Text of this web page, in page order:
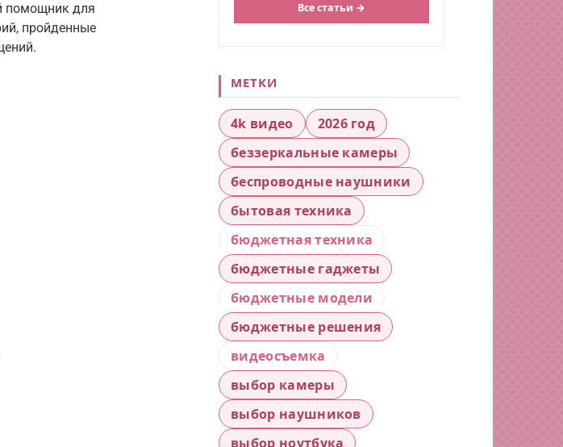
помощник для
пройденные
Все статьи →
МЕТКИ
4k видео
2026 год
беззеркальные камеры
беспроводные наушники
бытовая техника
бюджетная техника
бюджетные гаджеты
бюджетные модели
бюджетные решения
видеосъемка
выбор камеры
выбор наушников
выбор ноутбука